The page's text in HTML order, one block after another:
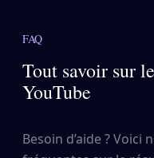
FAQ
Tout savoir sur
YouTube
Besoin d’aide ? Voici